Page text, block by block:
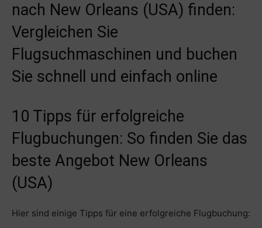
nach New Orleans (USA) finden:
Vergleichen Sie
Flugsuchmaschinen und buchen
Sie schnell und einfach online
10 Tipps für erfolgreiche
Flugbuchungen: So finden Sie das
beste Angebot New Orleans
(USA)
Hier sind einige Tipps für eine erfolgreiche Flugbuchung: